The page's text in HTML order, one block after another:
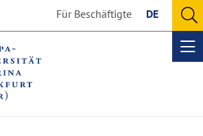
Für Beschäftigte DE